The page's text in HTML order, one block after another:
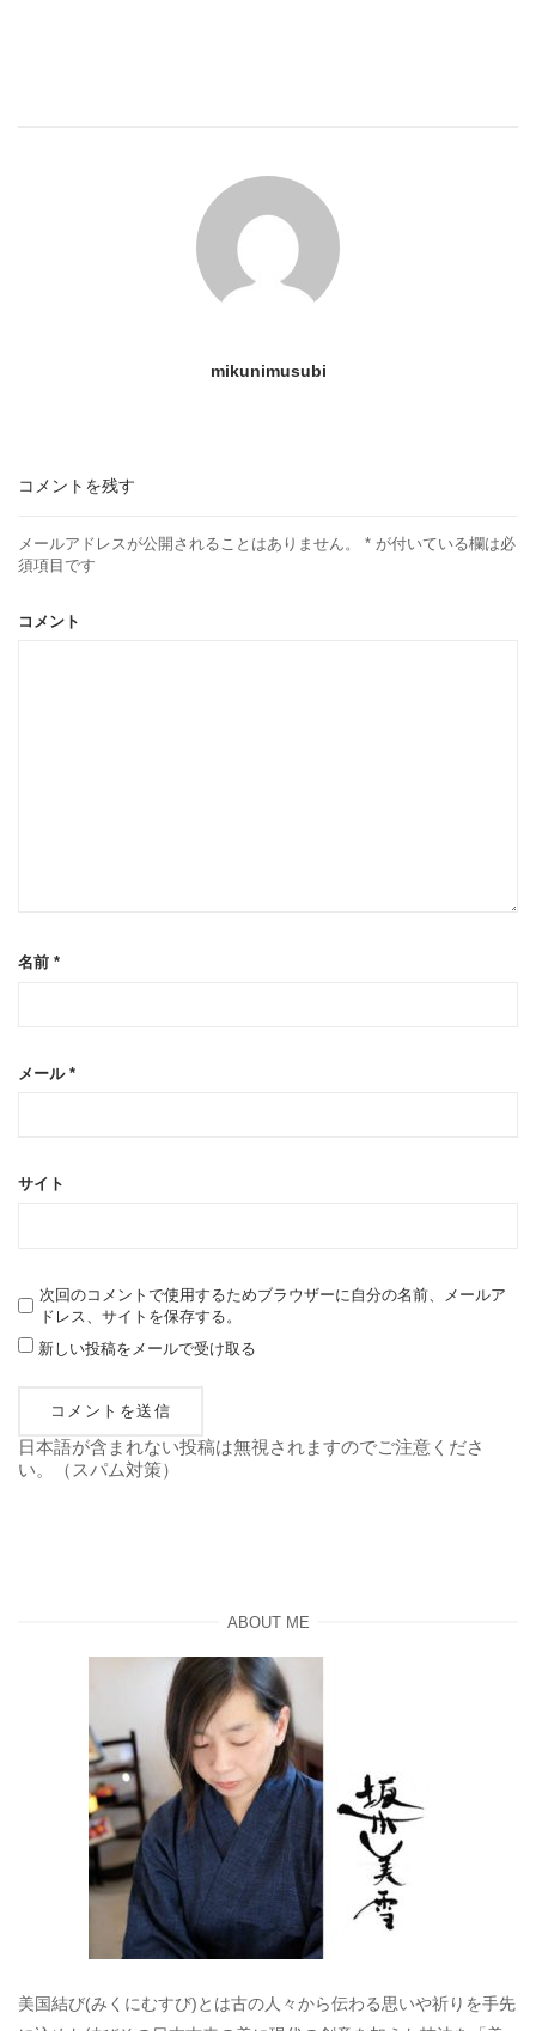
mikunimusubi
コメントを残す
メールアドレスが公開されることはありません。 * が付いている欄は必
須項目です
コメント
名前 *
メール *
サイト
次回のコメントで使用するためブラウザーに自分の名前、メールア
ドレス、サイトを保存する。
新しい投稿をメールで受け取る
日本語が含まれない投稿は無視されますのでご注意くださ
い。（スパム対策）
ABOUT ME
美国結び(みくにむすび)とは古の人々から伝わる思いや祈りを手先